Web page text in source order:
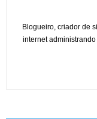
Blogueiro, criador de
internet